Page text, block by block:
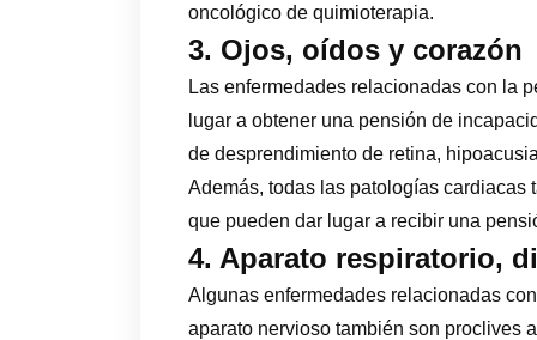
oncológico de quimioterapia.
3. Ojos, oídos y corazón
Las enfermedades relacionadas con la
lugar a obtener una pensión de
de desprendimiento de retina,
Además, todas las patologías cardiacas
que pueden dar lugar a recibir una
4. Aparato respiratorio,
Algunas enfermedades relacionadas
aparato nervioso también son proclives